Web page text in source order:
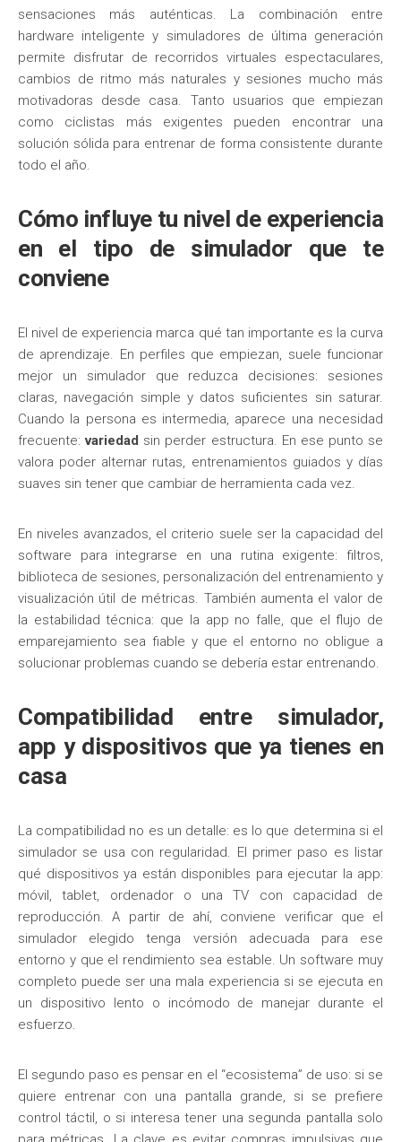
sensaciones más auténticas. La combinación entre
hardware inteligente y simuladores de última generación
permite disfrutar de recorridos virtuales espectaculares,
cambios de ritmo más naturales y sesiones mucho más
motivadoras desde casa. Tanto usuarios que empiezan
como ciclistas más exigentes pueden encontrar una
solución sólida para entrenar de forma consistente durante
todo el año.
Cómo influye tu nivel de experiencia
en el tipo de simulador que te
conviene
El nivel de experiencia marca qué tan importante es la curva
de aprendizaje. En perfiles que empiezan, suele funcionar
mejor un simulador que reduzca decisiones: sesiones
claras, navegación simple y datos suficientes sin saturar.
Cuando la persona es intermedia, aparece una necesidad
frecuente:variedad sin perder estructura. En ese punto se
valora poder alternar rutas, entrenamientos guiados y días
suaves sin tener que cambiar de herramienta cada vez.
En niveles avanzados, el criterio suele ser la capacidad del
software para integrarse en una rutina exigente: filtros,
biblioteca de sesiones, personalización del entrenamiento y
visualización útil de métricas. También aumenta el valor de
la estabilidad técnica: que la app no falle, que el flujo de
emparejamiento sea fiable y que el entorno no obligue a
solucionar problemas cuando se debería estar entrenando.
Compatibilidad entre simulador,
app y dispositivos que ya tienes en
casa
La compatibilidad no es un detalle: es lo que determina si el
simulador se usa con regularidad. El primer paso es listar
qué dispositivos ya están disponibles para ejecutar la app:
móvil, tablet, ordenador o una TV con capacidad de
reproducción. A partir de ahí, conviene verificar que el
simulador elegido tenga versión adecuada para ese
entorno y que el rendimiento sea estable. Un software muy
completo puede ser una mala experiencia si se ejecuta en
un dispositivo lento o incómodo de manejar durante el
esfuerzo.
El segundo paso es pensar en el “ecosistema” de uso: si se
quiere entrenar con una pantalla grande, si se prefiere
control táctil, o si interesa tener una segunda pantalla solo